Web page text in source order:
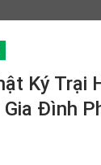
Ký Trại
Gia Đình